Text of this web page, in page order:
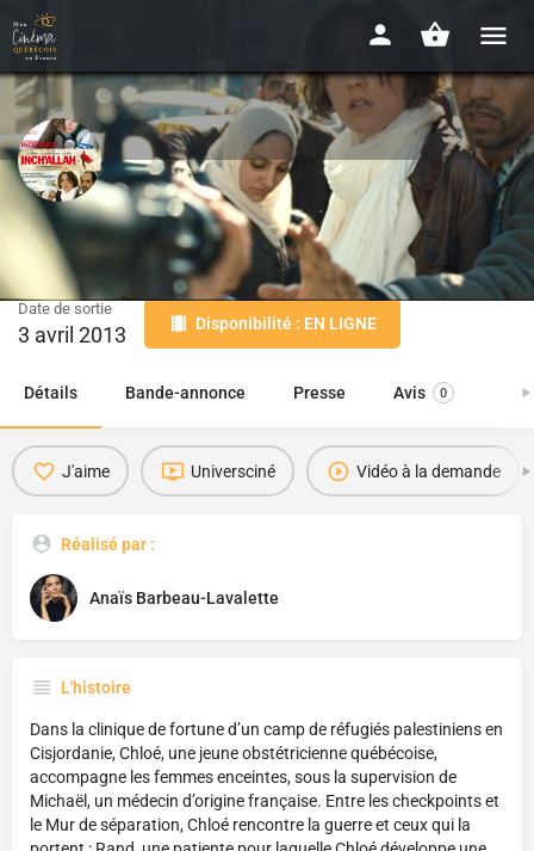
Inch'Allah
2012 - 1h41
Date de sortie
3 avril 2013 Disponibilité : EN LIGNE
Détails Bande-annonce Presse Avis 0
J'aime Universciné Vidéo à la demande
Réalisé par :
Anaïs Barbeau-Lavalette
L'histoire
Dans la clinique de fortune d’un camp de réfugiés palestiniens en
Cisjordanie, Chloé, une jeune obstétricienne québécoise,
accompagne les femmes enceintes, sous la supervision de
Michaël, un médecin d’origine française. Entre les checkpoints et
le Mur de séparation, Chloé rencontre la guerre et ceux qui la